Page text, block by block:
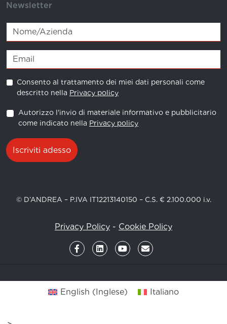
Newsletter
Consento al trattamento dei miei dati personali come
descritto nella Privacy policy
Autorizzo l'invio di materiale informativo e pubblicitario
come indicato nella Privacy policy
Iscriviti adesso
© D’ANDREA – P.IVA IT12213140150 – C.S. € 2.100.000 i.v.
Privacy Policy - Cookie Policy
English (Inglese) Italiano